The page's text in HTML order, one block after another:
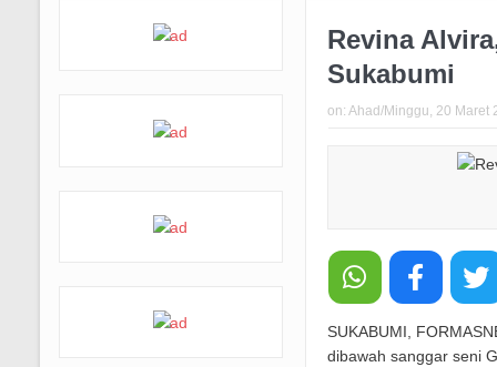
Revina
Sukabumi
on:Ahad/Minggu, 20 Maret
SUKABUMI,
dibawah sanggar seni